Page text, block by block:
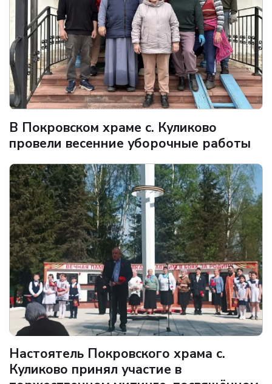
В Покровском храме с. Куликово
провели весенние уборочные работы
Настоятель Покровского храма с.
Куликово принял участие в